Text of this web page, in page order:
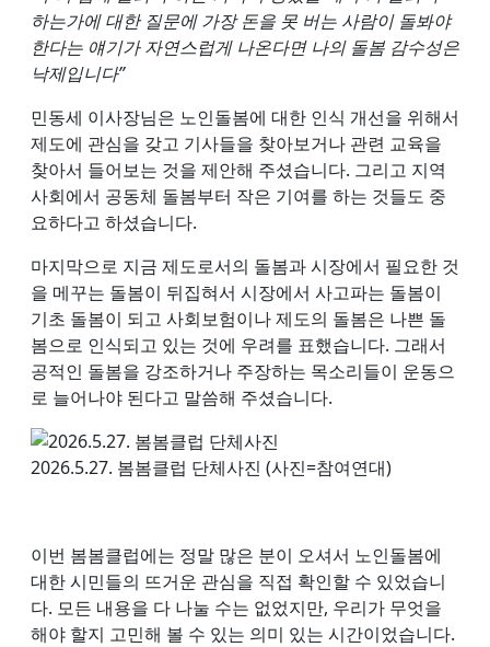
하는가에 대한 질문에 가장 돈을 못 버는 사람이 돌봐야
한다는 얘기가 자연스럽게 나온다면 나의 돌봄 감수성은
낙제입니다”
민동세 이사장님은 노인돌봄에 대한 인식 개선을 위해서
제도에 관심을 갖고 기사들을 찾아보거나 관련 교육을
찾아서 들어보는 것을 제안해 주셨습니다. 그리고 지역
사회에서 공동체 돌봄부터 작은 기여를 하는 것들도 중
요하다고 하셨습니다.
마지막으로 지금 제도로서의 돌봄과 시장에서 필요한 것
을 메꾸는 돌봄이 뒤집혀서 시장에서 사고파는 돌봄이
기초 돌봄이 되고 사회보험이나 제도의 돌봄은 나쁜 돌
봄으로 인식되고 있는 것에 우려를 표했습니다. 그래서
공적인 돌봄을 강조하거나 주장하는 목소리들이 운동으
로 늘어나야 된다고 말씀해 주셨습니다.
2026.5.27. 봄봄클럽 단체사진 (사진=참여연대)
이번 봄봄클럽에는 정말 많은 분이 오셔서 노인돌봄에
대한 시민들의 뜨거운 관심을 직접 확인할 수 있었습니
다. 모든 내용을 다 나눌 수는 없었지만, 우리가 무엇을
해야 할지 고민해 볼 수 있는 의미 있는 시간이었습니다.